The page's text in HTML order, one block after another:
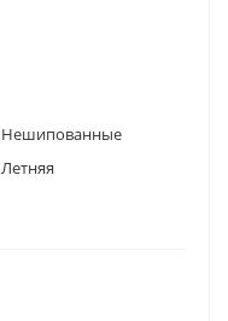
Нешипованные
Летняя